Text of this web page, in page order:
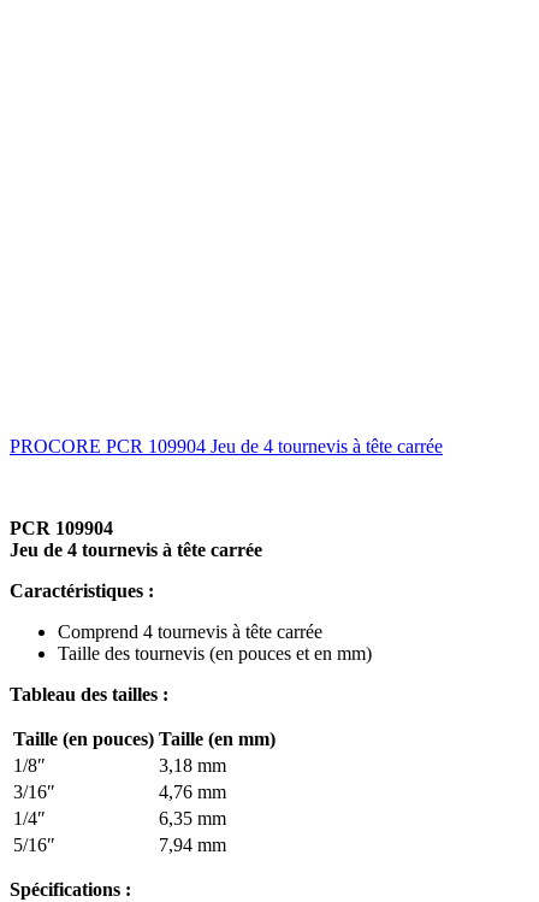
PROCORE PCR 109904 Jeu de 4 tournevis à tête carrée
PCR 109904
Jeu de 4 tournevis à tête carrée
Caractéristiques :
Comprend 4 tournevis à tête carrée
Taille des tournevis (en pouces et en mm)
Tableau des tailles :
Taille (en pouces) Taille (en mm)
1/8″
3,18 mm
3/16″
4,76 mm
1/4″
6,35 mm
5/16″
7,94 mm
Spécifications :